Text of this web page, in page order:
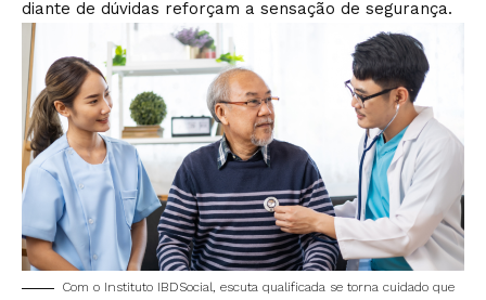
diante de dúvidas reforçam a sensação de segurança.
Com o Instituto IBDSocial, escuta qualificada se torna cuidado que